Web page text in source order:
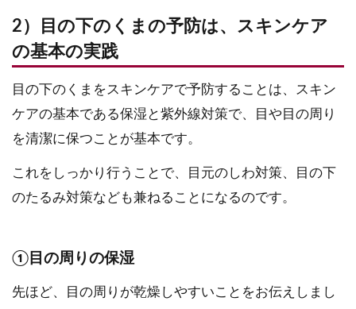
2）目の下のくまの予防は、スキンケア
の基本の実践
目の下のくまをスキンケアで予防することは、スキン
ケアの基本である保湿と紫外線対策で、目や目の周り
を清潔に保つことが基本です。
これをしっかり行うことで、目元のしわ対策、目の下
のたるみ対策なども兼ねることになるのです。
①目の周りの保湿
先ほど、目の周りが乾燥しやすいことをお伝えしまし